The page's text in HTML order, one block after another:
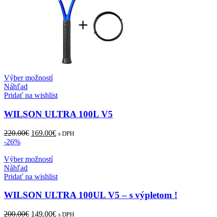
Výber možnostíTento
má
variantov.
Možnosti
si
môžete
na
stránke
produktu.
Náhľad
Pridať na wishlist
WILSON ULTRA 100L V5
220.00€ Pôvodná
220.00€.
169.00€Aktuálna
s DPH
-26%
Výber možnostíTento
má
variantov.
si
Náhľad
Pridať na wishlist
WILSON ULTRA 100UL V5 – s výpletom !
200.00€ Pôvodná
149.00€Aktuálna
s DPH